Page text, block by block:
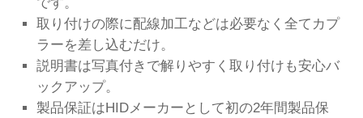
です。
取り付けの際に配線加工などは必要なく全てカプ
ラーを差し込むだけ。
説明書は写真付きで解りやすく取り付けも安心バ
ックアップ。
製品保証はHIDメーカーとして初の2年間製品保